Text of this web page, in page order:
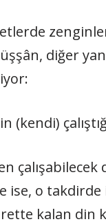
diğer
(kendi)
o takdirde
kalan din